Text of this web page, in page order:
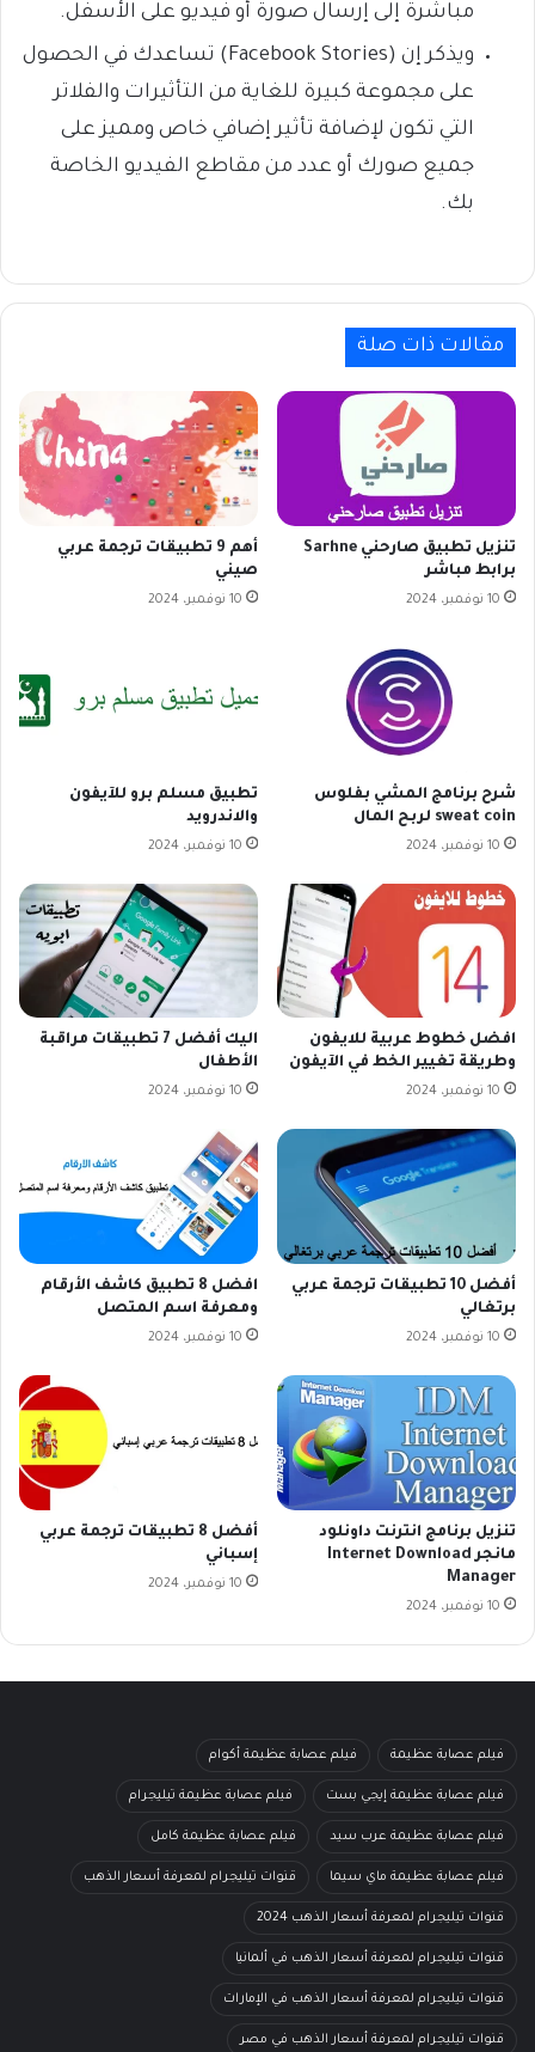
مباشرة إلى إرسال صورة أو فيديو على الأسفل.
ويذكر إن (Facebook Stories) تساعدك في الحصول
على مجموعة كبيرة للغاية من التأثيرات والفلاتر
التي تكون لإضافة تأثير إضافي خاص ومميز على
جميع صورك أو عدد من مقاطع الفيديو الخاصة
بك.
مقالات ذات صلة
تنزيل تطبيق صارحني Sarhne
برابط مباشر
10 نوفمبر، 2024
أهم 9 تطبيقات ترجمة عربي
صيني
10 نوفمبر، 2024
شرح برنامج المشي بفلوس
sweat coin لربح المال
10 نوفمبر، 2024
تطبيق مسلم برو للآيفون
والاندرويد
10 نوفمبر، 2024
افضل خطوط عربية للايفون
وطريقة تغيير الخط في الآيفون
10 نوفمبر، 2024
اليك أفضل 7 تطبيقات مراقبة
الأطفال
10 نوفمبر، 2024
أفضل 10 تطبيقات ترجمة عربي
برتغالي
10 نوفمبر، 2024
افضل 8 تطبيق كاشف الأرقام
ومعرفة اسم المتصل
10 نوفمبر، 2024
تنزيل برنامج انترنت داونلود
مانجر Internet Download
Manager
10 نوفمبر، 2024
أفضل 8 تطبيقات ترجمة عربي
إسباني
10 نوفمبر، 2024
فيلم عصابة عظيمة فيلم عصابة عظيمة أكوام
فيلم عصابة عظيمة إيجي بست فيلم عصابة عظيمة تيليجرام
فيلم عصابة عظيمة عرب سيد فيلم عصابة عظيمة كامل
فيلم عصابة عظيمة ماي سيما قنوات تيليجرام لمعرفة أسعار الذهب
قنوات تيليجرام لمعرفة أسعار الذهب 2024
قنوات تيليجرام لمعرفة أسعار الذهب في ألمانيا
قنوات تيليجرام لمعرفة أسعار الذهب في الإمارات
قنوات تيليجرام لمعرفة أسعار الذهب في مصر